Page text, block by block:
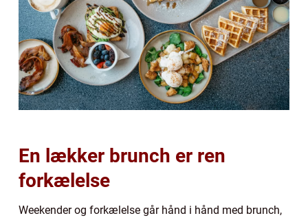
En lækker brunch er ren
forkælelse
Weekender og forkælelse går hånd i hånd med brunch,